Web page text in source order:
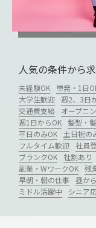
人気の条件から
未経験OK 単発・1日
大学生歓迎
週2、3日
交通費支給
オープニ
週1日からOK
髪型・
平日のみOK
土日祝の
フルタイム歓迎
社員
ブランクOK
社割あり
副業・WワークOK
残
早朝・朝の仕事
昼か
ミドル活躍中
シニア